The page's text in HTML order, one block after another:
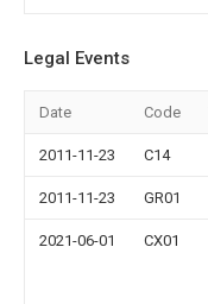
Legal Events
Date Code
2011-11-23 C14
2011-11-23 GR01
2021-06-01 CX01